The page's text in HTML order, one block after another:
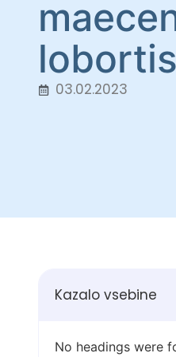
03.02.2023
Kazalo vsebine
No headings were